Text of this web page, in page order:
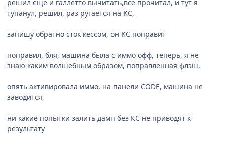
решил еще и галлетто вычитать,все прочитал, и тут я
тупанул, решил, раз ругается на КС,
запишу обратно сток кессом, он КС поправит
поправил, бля, машина была с иммо офф, теперь, я не
знаю каким волшебным образом, поправленная флэш,
опять активировала иммо, на панели CODE, машина не
заводится,
ни какие попытки залить дамп без КС не приводят к
результату